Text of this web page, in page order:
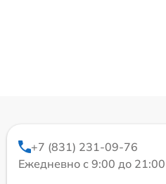
+7 (831) 231-09-76
Ежедневно с 9:00 до 21:00